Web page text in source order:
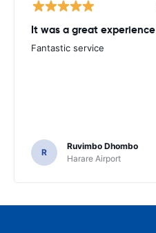
Fantastic service
R
Ruvimbo Dhombo
Harare Airport